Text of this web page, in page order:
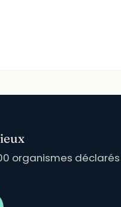
organismes